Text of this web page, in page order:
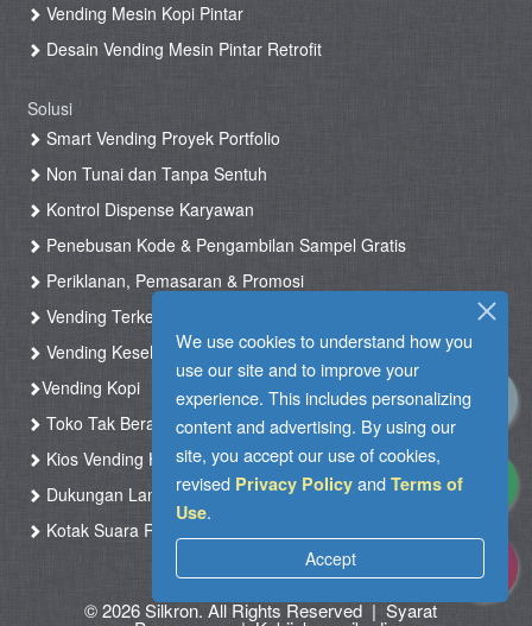
We use cookies to understand how you
use our site and to improve your
experience. This includes personalizing
content and advertising. By using our
site, you accept our use of cookies,
revised Privacy Policy and Terms of
Use.
Accept
Vending Mesin Kopi Pintar
Desain Vending Mesin Pintar Retrofit
Solusi
Smart Vending Proyek Portfolio
Non Tunai dan Tanpa Sentuh
Kontrol Dispense Karyawan
Penebusan Kode & Pengambilan Sampel Gratis
Periklanan, Pemasaran & Promosi
Vending Terkendali & Diatur
Vending Kesehatan
Vending Kopi
Toko Tak Berawak & Toko Otomatis
Kios Vending Hotel
Dukungan Langsung
Kotak Suara RFID
© 2026 Silkron. All Rights Reserved|Syarat